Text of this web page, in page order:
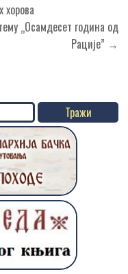
„Осамдесет година од
Рације” →